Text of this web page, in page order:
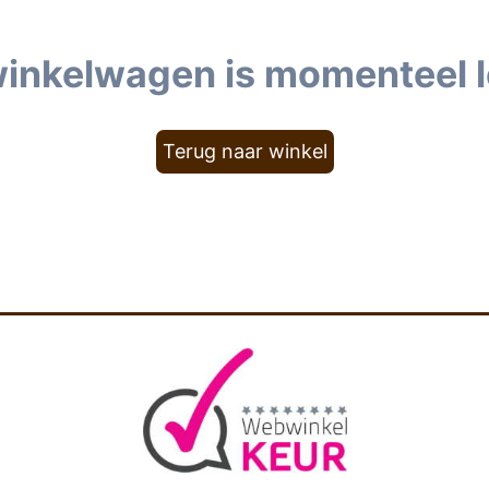
is momenteel
Terug naar winkel